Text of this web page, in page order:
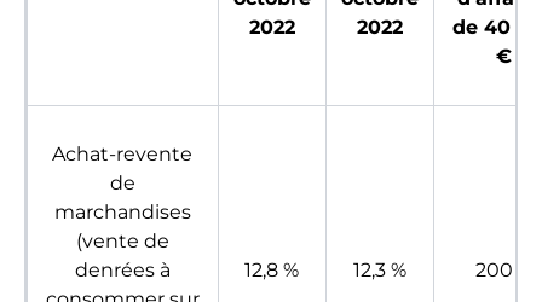
2022
2022
de 40
€
Achat-revente
de
marchandises
(vente de
denrées à
12,8 % 12,3 % 200 €